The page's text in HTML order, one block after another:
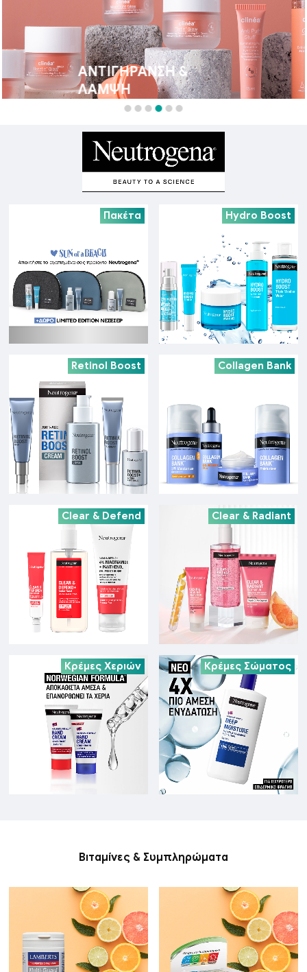
ΑΝΤΙΓΉΡΑΝΣΗ &
ΛΆΜΨΗ
Πακέτα Hydro Boost
Retinol Boost Collagen Bank
Clear & Defend Clear & Radiant
Κρέμες Χεριών Κρέμες Σώματος
Βιταμίνες & Συμπληρώματα